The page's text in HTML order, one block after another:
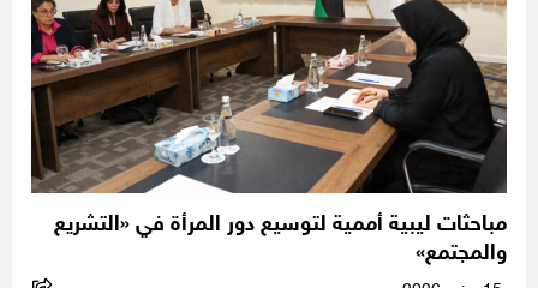
مباحثات ليبية أممية لتوسيع دور المرأة في «التشريع
والمجتمع»